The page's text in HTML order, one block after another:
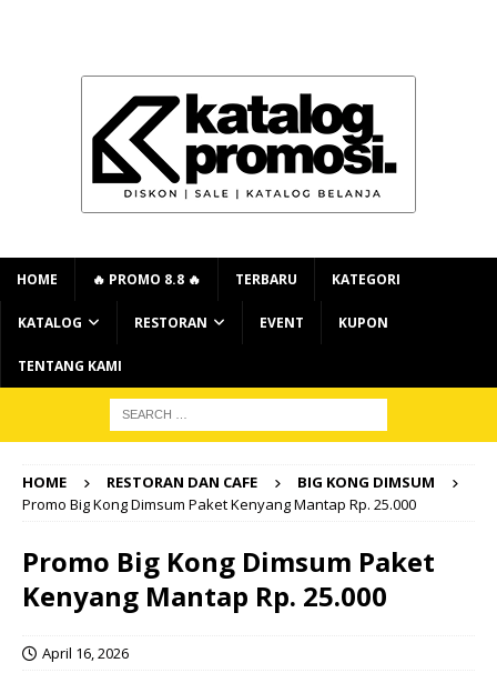
HOME 🔥 PROMO 8.8 🔥 TERBARU KATEGORI
KATALOG RESTORAN EVENT KUPON
TENTANG KAMI
HOME RESTORAN DAN CAFE
BIG KONG DIMSUM
Promo Big Kong Dimsum Paket Kenyang Mantap Rp. 25.000
Promo Big Kong Dimsum Paket
Kenyang Mantap Rp. 25.000
April 16, 2026